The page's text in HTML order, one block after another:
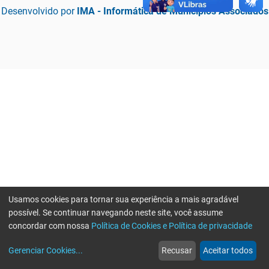
Desenvolvido por IMA - Informática de Municípios Associados
web
Notícias
more_horiz
Mais
Usamos cookies para tornar sua experiência a mais agradável
possível. Se continuar navegando neste site, você assume
concordar com nossa Política de Cookies e Política de privacidade
Gerenciar Cookies... Recusar Aceitar todos
Erro ao enviar informações, por favor tente novamente